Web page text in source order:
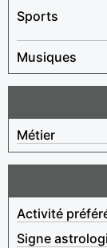
Sports
Musiques
Métier
Activité
Signe